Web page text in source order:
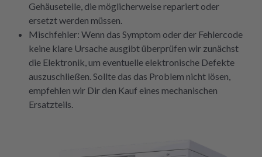
Gehäuseteile, die möglicherweise repariert oder
ersetzt werden müssen.
Mischfehler: Wenn das Symptom oder der Fehlercode
keine klare Ursache ausgibt überprüfen wir zunächst
die Elektronik, um eventuelle elektronische Defekte
auszuschließen. Sollte das das Problem nicht lösen,
empfehlen wir Dir den Kauf eines mechanischen
Ersatzteils.